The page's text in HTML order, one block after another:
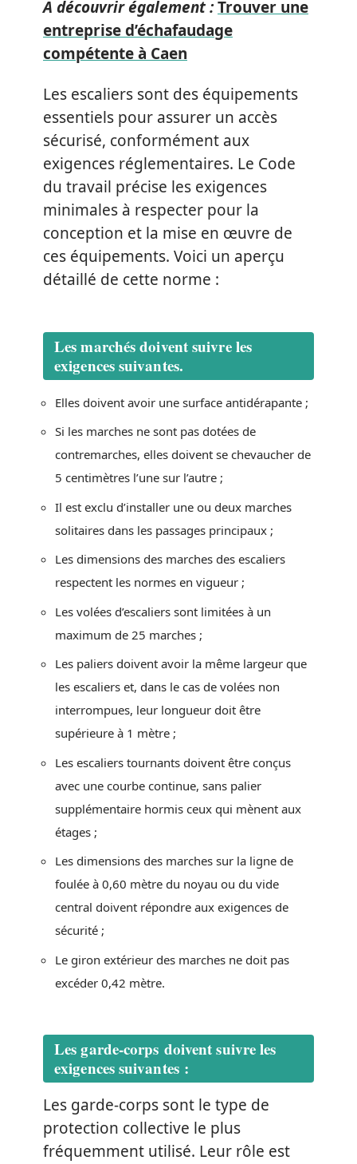
A découvrir également :Trouver une
entreprise d’échafaudage
compétente à Caen
Les escaliers sont des équipements
essentiels pour assurer un accès
sécurisé, conformément aux
exigences réglementaires. Le Code
du travail précise les exigences
minimales à respecter pour la
conception et la mise en œuvre de
ces équipements. Voici un aperçu
détaillé de cette norme :
Les marchés doivent suivre les
exigences suivantes.
Elles doivent avoir une surface antidérapante ;
Si les marches ne sont pas dotées de
contremarches, elles doivent se chevaucher de
5 centimètres l’une sur l’autre ;
Il est exclu d’installer une ou deux marches
solitaires dans les passages principaux ;
Les dimensions des marches des escaliers
respectent les normes en vigueur ;
Les volées d’escaliers sont limitées à un
maximum de 25 marches ;
Les paliers doivent avoir la même largeur que
les escaliers et, dans le cas de volées non
interrompues, leur longueur doit être
supérieure à 1 mètre ;
Les escaliers tournants doivent être conçus
avec une courbe continue, sans palier
supplémentaire hormis ceux qui mènent aux
étages ;
Les dimensions des marches sur la ligne de
foulée à 0,60 mètre du noyau ou du vide
central doivent répondre aux exigences de
sécurité ;
Le giron extérieur des marches ne doit pas
excéder 0,42 mètre.
Les garde-corps doivent suivre les
exigences suivantes :
Les garde-corps sont le type de
protection collective le plus
fréquemment utilisé. Leur rôle est